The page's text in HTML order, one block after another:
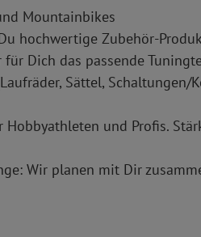
Mountainbikes
hochwertige Zubehör-
Dich das passende
Sättel, Schaltungen/
und Profis.
Wir planen mit Dir